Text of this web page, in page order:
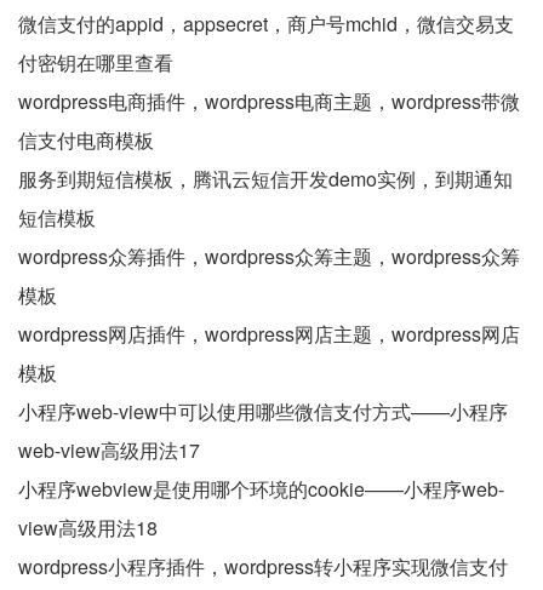
微信支付的appid，appsecret，商户号mchid，微信交易支
付密钥在哪里查看
wordpress电商插件，wordpress电商主题，wordpress带微
信支付电商模板
服务到期短信模板，腾讯云短信开发demo实例，到期通知
短信模板
wordpress众筹插件，wordpress众筹主题，wordpress众筹
模板
wordpress网店插件，wordpress网店主题，wordpress网店
模板
小程序web-view中可以使用哪些微信支付方式——小程序
web-view高级用法17
小程序webview是使用哪个环境的cookie——小程序web-
view高级用法18
wordpress小程序插件，wordpress转小程序实现微信支付